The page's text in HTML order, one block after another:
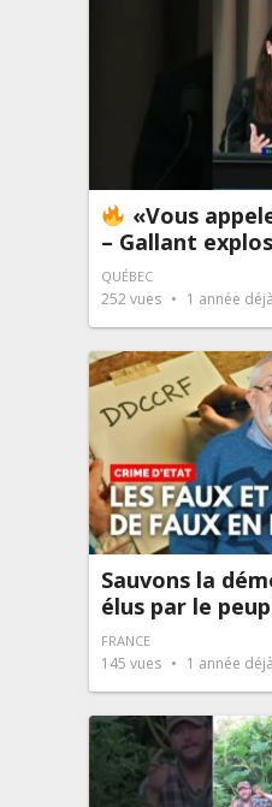
«Vous
– Gallant
QUÉBEC
252vues 1 année déjà
Sauvons la
élus par le
FRANCE
145 vues 1 année déjà